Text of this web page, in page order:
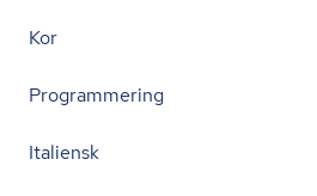
Kor
Programmering
Italiensk